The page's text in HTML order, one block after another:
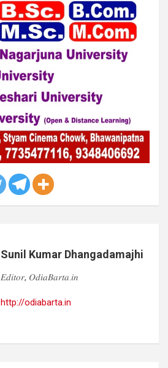
Sunil Kumar Dhangadamajhi
𝐸𝑑𝑖𝑡𝑜𝑟, 𝑂𝑑𝑖𝑎𝐵𝑎𝑟𝑡𝑎.𝑖𝑛
http://odiabarta.in